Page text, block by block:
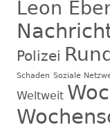
Leon
Polizei
Schaden Soziale
Weltweit